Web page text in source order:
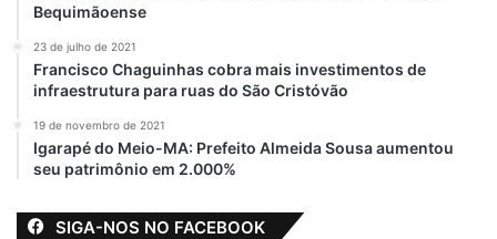
Bequimãoense
23 de julho de 2021
Francisco Chaguinhas cobra mais investimentos de
infraestrutura para ruas do São Cristóvão
19 de novembro de 2021
Igarapé do Meio-MA: Prefeito Almeida Sousa aumentou
seu patrimônio em 2.000%
SIGA-NOS NO FACEBOOK